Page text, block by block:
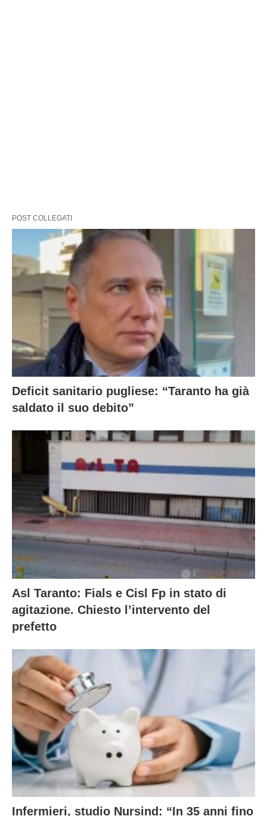
POST COLLEGATI
Deficit sanitario pugliese: “Taranto ha già
saldato il suo debito”
Asl Taranto: Fials e Cisl Fp in stato di
agitazione. Chiesto l’intervento del
prefetto
Infermieri, studio Nursind: “In 35 anni fino